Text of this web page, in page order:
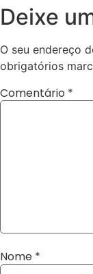
Deixe
O seu endereço
obrigatórios
Comentário *
Nome *